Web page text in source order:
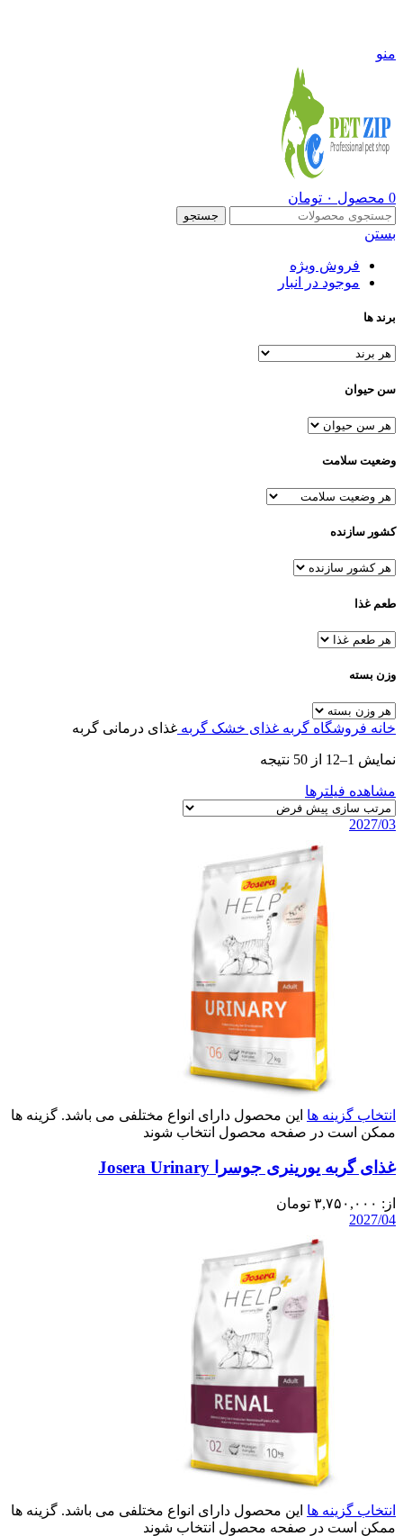
منو
0 محصول ۰ تومان
جستجو
بستن
فروش ویژه
موجود در انبار
برند ها
سن حیوان
وضعیت سلامت
کشور سازنده
طعم غذا
وزن بسته
خانه فروشگاه گربه غذای خشک گربه غذای درمانی گربه
نمایش 1–12 از 50 نتیجه
مشاهده فیلترها
2027/03
انتخاب گزینه ها این محصول دارای انواع مختلفی می باشد. گزینه ها
ممکن است در صفحه محصول انتخاب شوند
غذای گربه یورینری جوسرا Josera Urinary
از: ۳,۷۵۰,۰۰۰ تومان
2027/04
انتخاب گزینه ها این محصول دارای انواع مختلفی می باشد. گزینه ها
ممکن است در صفحه محصول انتخاب شوند